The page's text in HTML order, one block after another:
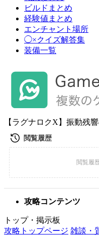
ビルドまとめ
経験値まとめ
エンチャント場所
◯×クイズ解答集
装備一覧
【ラグナロクX】振動残
攻略コンテンツ
トップ・掲示板
攻略トップページ 雑談・